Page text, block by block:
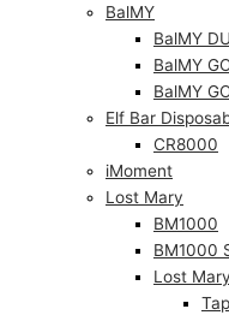
BalMY
BalMY
BalMY
BalMY
Elf Bar
CR8000
iMoment
Lost Mary
BM1000
BM1000
Lost